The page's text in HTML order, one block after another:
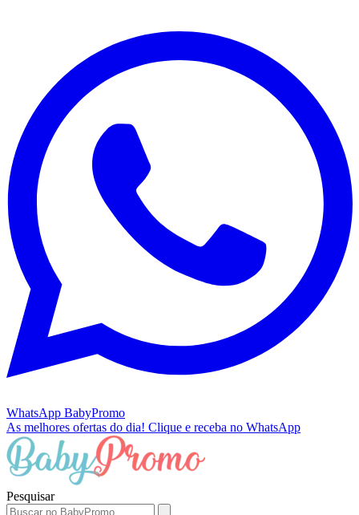
WhatsApp BabyPromo
As melhores ofertas do dia! Clique e receba no WhatsApp
Pesquisar